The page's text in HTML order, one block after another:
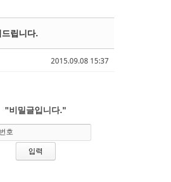
2015.09.08 15:37
립니다.
"비밀글입니다."
호
스케치북5
스케치북5
스케치북5
스케치북5